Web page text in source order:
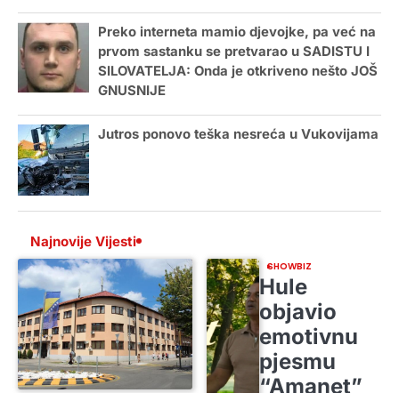
Preko interneta mamio djevojke, pa već na
prvom sastanku se pretvarao u SADISTU I
SILOVATELJA: Onda je otkriveno nešto JOŠ
GNUSNIJE
Jutros ponovo teška nesreća u Vukovijama
Najnovije Vijesti
SHOWBIZ
Hule
objavio
emotivnu
pjesmu
“Amanet”